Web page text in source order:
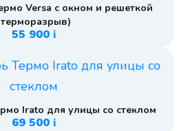
Versa с окном и решеткой
55 900 i
Irato для улицы со стеклом
69 500 i